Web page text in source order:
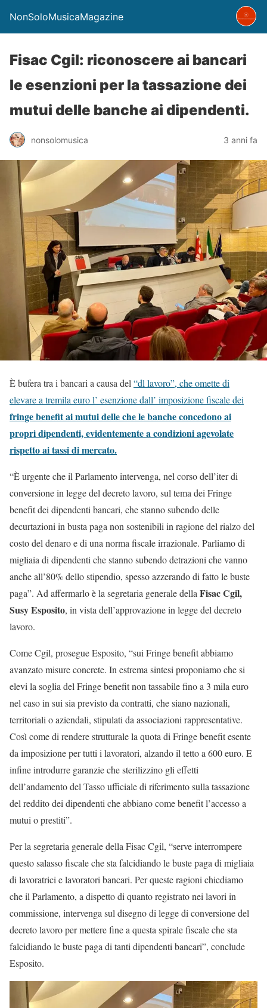
NonSoloMusicaMagazine
Fisac Cgil: riconoscere ai bancari
le esenzioni per la tassazione dei
mutui delle banche ai dipendenti.
nonsolomusica 3 anni fa
È bufera tra i bancari a causa del “dl lavoro”, che omette di
elevare a tremila euro l’ esenzione dall’ imposizione fiscale dei
fringe benefit ai mutui delle che le banche concedono ai
propri dipendenti, evidentemente a condizioni agevolate
rispetto ai tassi di mercato.
“È urgente che il Parlamento intervenga, nel corso dell’iter di
conversione in legge del decreto lavoro, sul tema dei Fringe
benefit dei dipendenti bancari, che stanno subendo delle
decurtazioni in busta paga non sostenibili in ragione del rialzo del
costo del denaro e di una norma fiscale irrazionale. Parliamo di
migliaia di dipendenti che stanno subendo detrazioni che vanno
anche all’80% dello stipendio, spesso azzerando di fatto le buste
paga”. Ad affermarlo è la segretaria generale della Fisac Cgil,
Susy Esposito, in vista dell’approvazione in legge del decreto
lavoro.
Come Cgil, prosegue Esposito, “sui Fringe benefit abbiamo
avanzato misure concrete. In estrema sintesi proponiamo che si
elevi la soglia del Fringe benefit non tassabile fino a 3 mila euro
nel caso in sui sia previsto da contratti, che siano nazionali,
territoriali o aziendali, stipulati da associazioni rappresentative.
Così come di rendere strutturale la quota di Fringe benefit esente
da imposizione per tutti i lavoratori, alzando il tetto a 600 euro. E
infine introdurre garanzie che sterilizzino gli effetti
dell’andamento del Tasso ufficiale di riferimento sulla tassazione
del reddito dei dipendenti che abbiano come benefit l’accesso a
mutui o prestiti”.
Per la segretaria generale della Fisac Cgil, “serve interrompere
questo salasso fiscale che sta falcidiando le buste paga di migliaia
di lavoratrici e lavoratori bancari. Per queste ragioni chiediamo
che il Parlamento, a dispetto di quanto registrato nei lavori in
commissione, intervenga sul disegno di legge di conversione del
decreto lavoro per mettere fine a questa spirale fiscale che sta
falcidiando le buste paga di tanti dipendenti bancari”, conclude
Esposito.